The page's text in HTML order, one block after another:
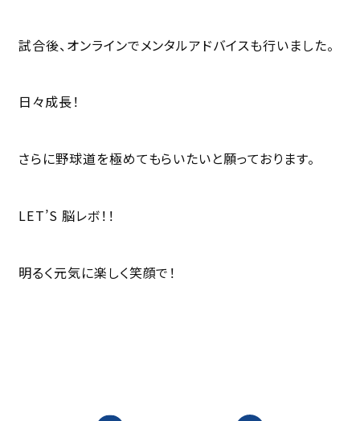
試合後、オンラインでメンタルアドバイスも行いました。
日々成長！
さらに野球道を極めてもらいたいと願っております。
LET’S 脳レボ！！
明るく元気に楽しく笑顔で！